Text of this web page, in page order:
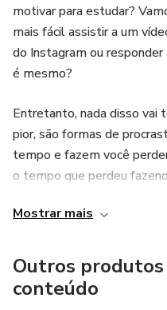
motivar para estudar?
mais fácil assistir a um
do Instagram ou
é mesmo?
Entretanto, nada disso vai
pior, são formas de
tempo e fazem você
o tempo que perdeu
onde parou, nem por onde
Esses são sinais clássicos
interesse pelos estudos e
instalando. Nesse
Mostrar mais
Outros produtos
conteúdo